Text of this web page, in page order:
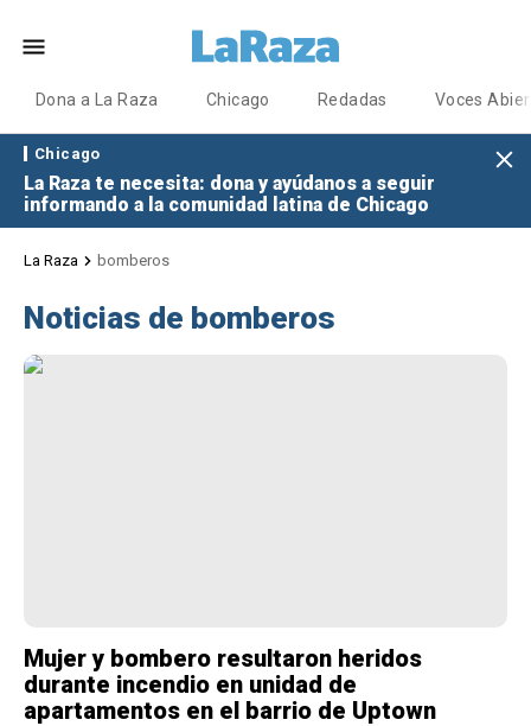
Dona a La Raza Chicago Redadas Voces
Chicago
La Raza te necesita: dona y ayúdanos a seguir
informando a la comunidad latina de Chicago
La Raza bomberos
Noticias de bomberos
Mujer y bombero resultaron heridos
durante incendio en unidad de
apartamentos en el barrio de Uptown